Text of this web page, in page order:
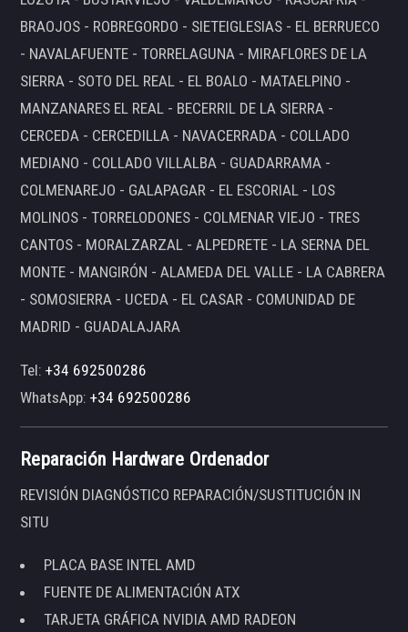
BRAOJOS - ROBREGORDO - SIETEIGLESIAS - EL BERRUECO
- NAVALAFUENTE - TORRELAGUNA - MIRAFLORES DE LA
SIERRA - SOTO DEL REAL - EL BOALO - MATAELPINO -
MANZANARES EL REAL - BECERRIL DE LA SIERRA -
CERCEDA - CERCEDILLA - NAVACERRADA - COLLADO
MEDIANO - COLLADO VILLALBA - GUADARRAMA -
COLMENAREJO - GALAPAGAR - EL ESCORIAL - LOS
MOLINOS - TORRELODONES - COLMENAR VIEJO - TRES
CANTOS - MORALZARZAL - ALPEDRETE - LA SERNA DEL
MONTE - MANGIRÓN - ALAMEDA DEL VALLE - LA CABRERA
- SOMOSIERRA - UCEDA - EL CASAR - COMUNIDAD DE
MADRID - GUADALAJARA
Tel:+34 692500286
WhatsApp:+34 692500286
Reparación Hardware Ordenador
REVISIÓN DIAGNÓSTICO REPARACIÓN/SUSTITUCIÓN IN
SITU
PLACA BASE INTEL AMD
FUENTE DE ALIMENTACIÓN ATX
TARJETA GRÁFICA NVIDIA AMD RADEON